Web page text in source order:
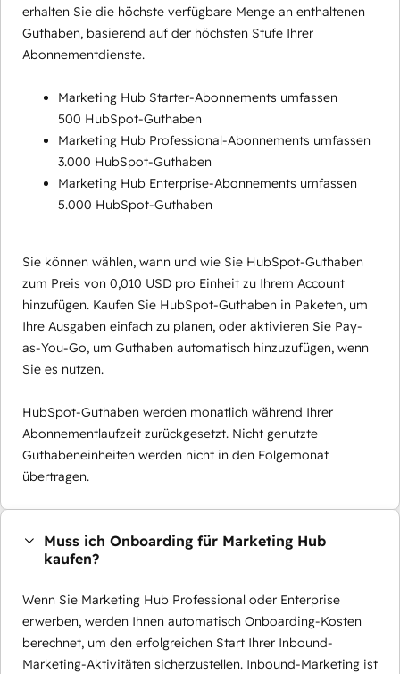
erhalten Sie die höchste verfügbare Menge an enthaltenen
Guthaben, basierend auf der höchsten Stufe Ihrer
Abonnementdienste.
Marketing Hub Starter-Abonnements umfassen
500 HubSpot-Guthaben
Marketing Hub Professional-Abonnements umfassen
3.000 HubSpot-Guthaben
Marketing Hub Enterprise-Abonnements umfassen
5.000 HubSpot-Guthaben
Sie können wählen, wann und wie Sie HubSpot-Guthaben
zum Preis von 0,010 USD pro Einheit zu Ihrem Account
hinzufügen. Kaufen Sie HubSpot-Guthaben in Paketen, um
Ihre Ausgaben einfach zu planen, oder aktivieren Sie Pay-
as-You-Go, um Guthaben automatisch hinzuzufügen, wenn
Sie es nutzen.
HubSpot-Guthaben werden monatlich während Ihrer
Abonnementlaufzeit zurückgesetzt. Nicht genutzte
Guthabeneinheiten werden nicht in den Folgemonat
übertragen.
Muss ich Onboarding für Marketing Hub
kaufen?
Wenn Sie Marketing Hub Professional oder Enterprise
erwerben, werden Ihnen automatisch Onboarding-Kosten
berechnet, um den erfolgreichen Start Ihrer Inbound-
Marketing-Aktivitäten sicherzustellen. Inbound-Marketing ist